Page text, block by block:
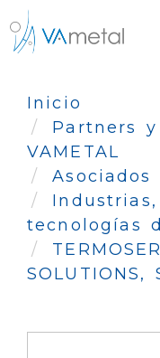
Inicio
Partners
VAMETAL
Asociados
tecnologías
SOLUTIONS,